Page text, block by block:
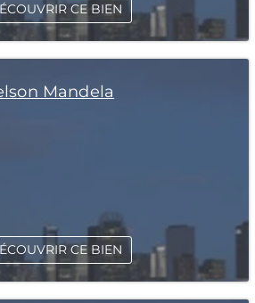
CE BIEN
Mandela
CE BIEN